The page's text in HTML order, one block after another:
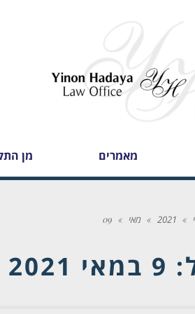
מאמרים מן
»
2021
» מאי »
09
9 במאי 2021